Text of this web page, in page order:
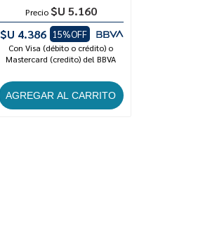
Precio $U 5.160
$U 4.386
15%OFF
Con Visa (débito o crédito) o
Mastercard (credito) del BBVA